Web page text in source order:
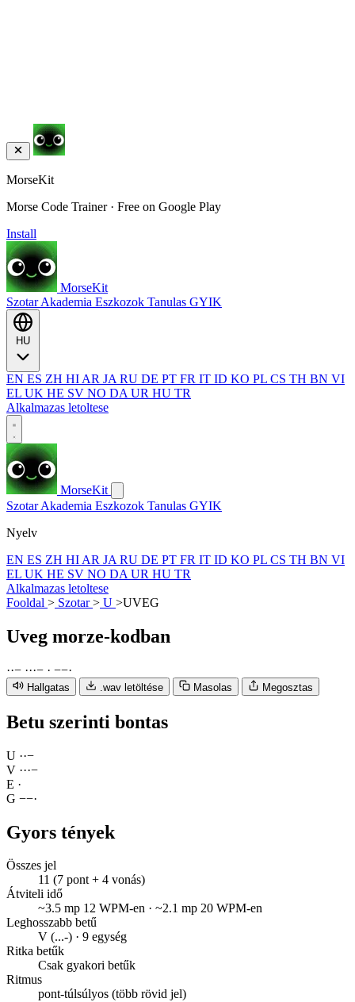
MorseKit
Morse Code Trainer · Free on Google Play
Install
MorseKit
SzotarAkademia Eszkozok Tanulas GYIK
EN ES ZH HI AR JA RU DE PT FR IT ID KO PL CS TH BN VI
EL UK HE SV NO DA UR HU TR
Alkalmazas letoltese
MorseKit
SzotarAkademia Eszkozok Tanulas GYIK
Nyelv
EN ES ZH HI AR JA RU DE PT FR IT ID KO PL CS TH BN VI
EL UK HE SV NO DA UR HU TR
Alkalmazas letoltese
Fooldal > Szotar> U >UVEG
Uveg morze-kodban
··− ···− · −−·
Hallgatas .wav letöltése Masolas Megosztas
Betu szerinti bontas
U ··−
V ···−
E ·
G −−·
Gyors tények
Összes jel
11 (7 pont + 4 vonás)
Átviteli idő
~3.5 mp 12 WPM-en · ~2.1 mp 20 WPM-en
Leghosszabb betű
V (...-) · 9 egység
Ritka betűk
Csak gyakori betűk
Ritmus
pont-túlsúlyos (több rövid jel)